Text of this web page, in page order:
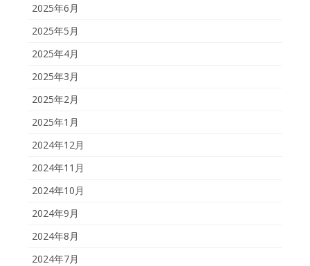
2025年6月
2025年5月
2025年4月
2025年3月
2025年2月
2025年1月
2024年12月
2024年11月
2024年10月
2024年9月
2024年8月
2024年7月